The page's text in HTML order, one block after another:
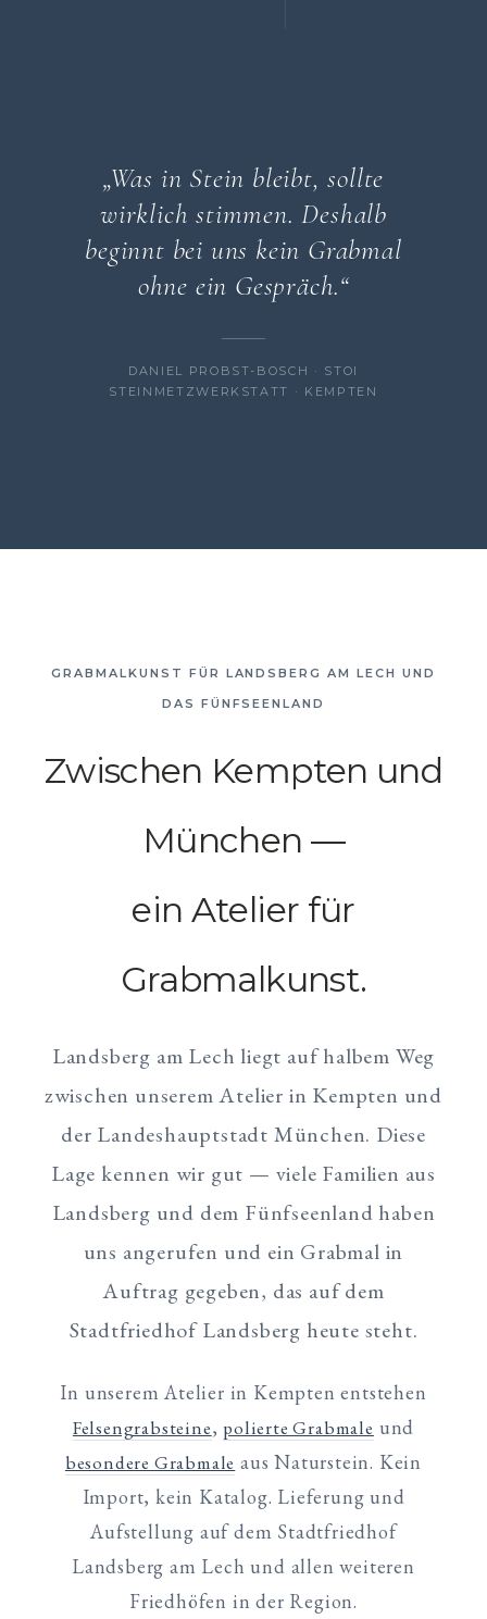
„Was in Stein bleibt, sollte
wirklich stimmen. Deshalb
beginnt bei uns kein Grabmal
ohne ein Gespräch.“
DANIEL PROBST-BOSCH · STOI
STEINMETZWERKSTATT · KEMPTEN
GRABMALKUNST FÜR LANDSBERG AM LECH UND
DAS FÜNFSEENLAND
Zwischen Kempten und
München —
ein Atelier für
Grabmalkunst.
Landsberg am Lech liegt auf halbem Weg
zwischen unserem Atelier in Kempten und
der Landeshauptstadt München. Diese
Lage kennen wir gut — viele Familien aus
Landsberg und dem Fünfseenland haben
uns angerufen und ein Grabmal in
Auftrag gegeben, das auf dem
Stadtfriedhof Landsberg heute steht.
In unserem Atelier in Kempten entstehen
Felsengrabsteine, polierte Grabmale und
besondere Grabmale aus Naturstein. Kein
Import, kein Katalog. Lieferung und
Aufstellung auf dem Stadtfriedhof
Landsberg am Lech und allen weiteren
Friedhöfen in der Region.